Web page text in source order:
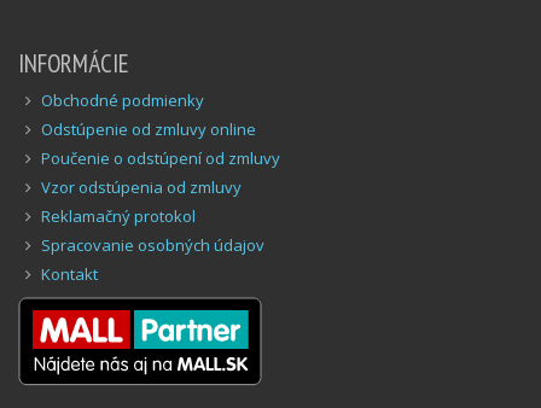
INFORMÁCIE
Obchodné podmienky
Odstúpenie od zmluvy online
Poučenie o odstúpení od zmluvy
Vzor odstúpenia od zmluvy
Reklamačný protokol
Spracovanie osobných údajov
Kontakt